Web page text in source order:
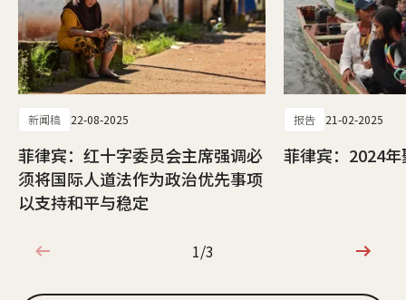
新闻稿 22-08-2025
菲律宾：红十字委员会主席强调必
须将国际人道法作为政治优先事项
以支持和平与稳定
报告 21-02-2025
菲律宾：2024
1/3
1/3